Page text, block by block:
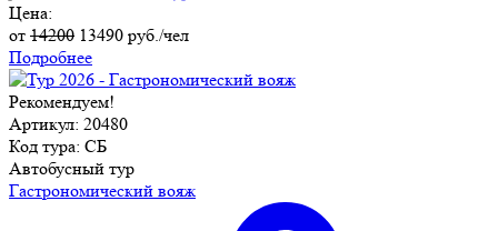
Цена:
от 14200 13490 руб./чел
Подробнее
Рекомендуем!
Артикул: 20480
Код тура: СБ
Автобусный тур
Гастрономический вояж